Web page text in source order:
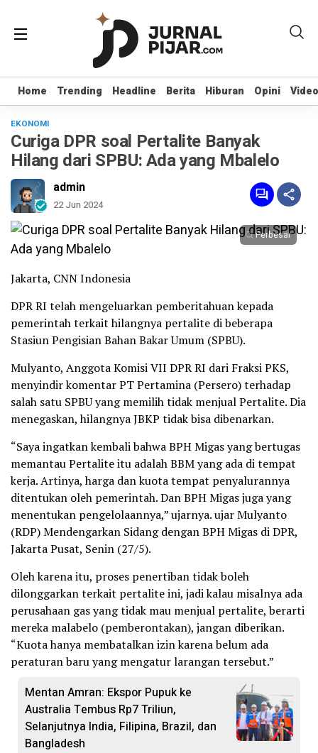
Home Trending Headline Berita Hiburan Opini Video
Home Trending Headline Berita Hiburan Opini Video
EKONOMI
Curiga DPR soal Pertalite Banyak
Hilang dari SPBU: Ada yang Mbalelo
admin
22 Jun 2024
Perbesar
Jakarta, CNN Indonesia
DPR RI telah mengeluarkan pemberitahuan kepada
pemerintah terkait hilangnya pertalite di beberapa
Stasiun Pengisian Bahan Bakar Umum (SPBU).
Mulyanto, Anggota Komisi VII DPR RI dari Fraksi PKS,
menyindir komentar PT Pertamina (Persero) terhadap
salah satu SPBU yang memilih tidak menjual Pertalite. Dia
menegaskan, hilangnya JBKP tidak bisa dibenarkan.
“Saya ingatkan kembali bahwa BPH Migas yang bertugas
memantau Pertalite itu adalah BBM yang ada di tempat
kerja. Artinya, harga dan kuota tempat penyalurannya
ditentukan oleh pemerintah. Dan BPH Migas juga yang
menentukan pengelolaannya,” ujarnya. ujar Mulyanto
(RDP) Mendengarkan Sidang dengan BPH Migas di DPR,
Jakarta Pusat, Senin (27/5).
Oleh karena itu, proses penertiban tidak boleh
dilonggarkan terkait pertalite ini, jadi kalau misalnya ada
perusahaan gas yang tidak mau menjual pertalite, berarti
mereka malabelo (pemberontakan), jangan diberikan.
“Kuota hanya membatalkan izin karena belum ada
peraturan baru yang mengatur larangan tersebut.”
Mentan Amran: Ekspor Pupuk ke
Australia Tembus Rp7 Triliun,
Selanjutnya India, Filipina, Brazil, dan
Bangladesh